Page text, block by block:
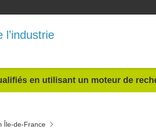
l’industrie
en utilisant un moteur de
Île-de-France